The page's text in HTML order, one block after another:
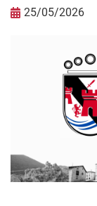
25/05/2026